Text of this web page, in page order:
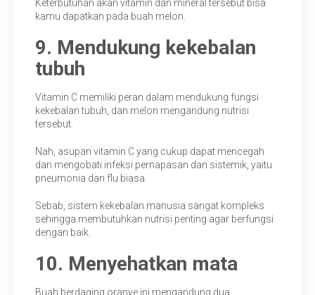
Keterbutuhan akan vitamin dan mineral tersebut bisa
kamu dapatkan pada buah melon.
9. Mendukung kekebalan
tubuh
Vitamin C memiliki peran dalam mendukung fungsi
kekebalan tubuh, dan melon mengandung nutrisi
tersebut.
Nah, asupan vitamin C yang cukup dapat mencegah
dan mengobati infeksi pernapasan dan sistemik, yaitu
pneumonia dan flu biasa.
Sebab, sistem kekebalan manusia sangat kompleks
sehingga membutuhkan nutrisi penting agar berfungsi
dengan baik.
10. Menyehatkan mata
Buah berdaging oranye ini mengandung dua